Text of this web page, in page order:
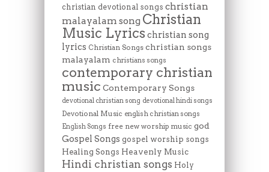
christian devotional songs christian
malayalam song Christian
Music Lyrics christian song
lyrics Christian Songs christian songs
malayalam christians songs
contemporary christian
music Contemporary Songs
devotional christian song devotional hindi songs
Devotional Music english christian songs
English Songs free new worship music god
Gospel Songs gospel worship songs
Healing Songs Heavenly Music
Hindi christian songs Holy